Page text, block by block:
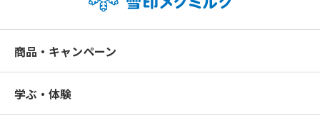
商品・キャンペーン
学ぶ・体験